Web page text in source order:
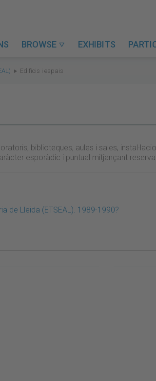
BROWSE  EXHIBITS
Edificis i espais
biblioteques, aules i sales,
esporàdic i puntual mitjançant reserva.
de Lleida (ETSEAL). 1989-1990?